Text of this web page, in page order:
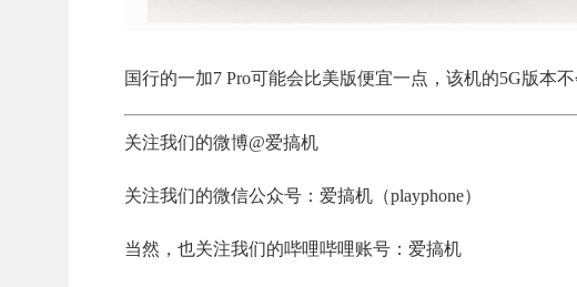
国行的一加7 Pro可能会比美版便宜一点，该机的5G版本
关注我们的微博@爱搞机
关注我们的微信公众号：爱搞机（playphone）
当然，也关注我们的哔哩哔哩账号：爱搞机